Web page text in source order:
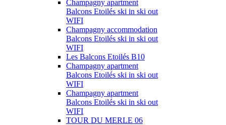
Champagny apartment
Balcons Etoilés ski in ski out
WIFI
Champagny accommodation
Balcons Etoilés ski in ski out
WIFI
Les Balcons Etoilés B10
Champagny apartment
Balcons Etoilés ski in ski out
WIFI
Champagny apartment
Balcons Etoilés ski in ski out
WIFI
TOUR DU MERLE 06